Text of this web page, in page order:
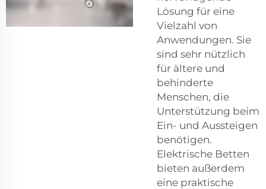
Lösung für eine
Vielzahl von
Anwendungen. Sie
sind sehr nützlich
für ältere und
behinderte
Menschen, die
Unterstützung beim
Ein- und Aussteigen
benötigen.
Elektrische Betten
bieten außerdem
eine praktische